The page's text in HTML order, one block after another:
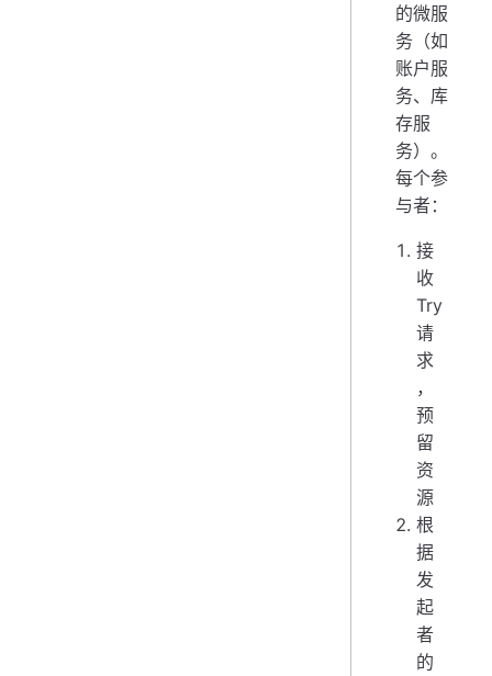
的微服
务（如
账户服
务、库
存服
务）。
每个参
与者：
接
收
Try
请
求
，
预
留
资
源
根
据
发
起
者
的